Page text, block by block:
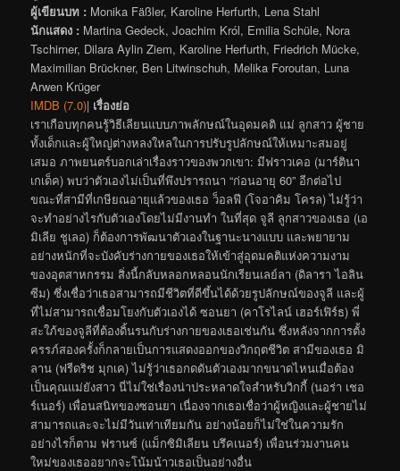
ผู้เขียนบท : Monika Fäßler, Karoline Herfurth, Lena Stahl
นักแสดง : Martina Gedeck, Joachim Król, Emilia Schüle, Nora
Tschirner, Dilara Aylin Ziem, Karoline Herfurth, Friedrich Mücke,
Maximilian Brückner, Ben Litwinschuh, Melika Foroutan, Luna
Arwen Krüger
IMDB (7.0)| เรื่องย่อ
เราเกือบทุกคนรู้วิธีเลียนแบบภาพลักษณ์ในอุดมคติ แม่ ลูกสาว ผู้ชาย
ทั้งเด็กและผู้ใหญ่ต่างหลงใหลในการปรับรูปลักษณ์ให้เหมาะสมอยู่
เสมอ ภาพยนตร์บอกเล่าเรื่องราวของพวกเขา: มีฟราวเคอ (มาร์ตินา
เกเด็ค) พบว่าตัวเองไม่เป็นที่พึงปรารถนา “ก่อนอายุ 60” อีกต่อไป
ขณะที่สามีที่เกษียณอายุแล้วของเธอ ว็อลฟี (โจอาคิม โครล) ไม่รู้ว่า
จะทำอย่างไรกับตัวเองโดยไม่มีงานทำ ในที่สุด จูลี ลูกสาวของเธอ (เอ
มิเลีย ชูเลอ) ก็ต้องการพัฒนาตัวเองในฐานะนางแบบ และพยายาม
อย่างหนักที่จะบังคับร่างกายของเธอให้เข้าสู่อุดมคติแห่งความงาม
ของอุตสาหกรรม สิ่งนี้กลับหลอกหลอนนักเรียนเลย์ลา (ดิลารา ไอลิน
ซีม) ซึ่งเชื่อว่าเธอสามารถมีชีวิตที่ดีขึ้นได้ด้วยรูปลักษณ์ของจูลี และผู้
ที่ไม่สามารถเชื่อมโยงกับตัวเองได้ ซอนยา (คาโรไลน์ เฮอร์เฟิร์ธ) พี่
สะใภ้ของจูลีที่ต้องดิ้นรนกับร่างกายของเธอเช่นกัน ซึ่งหลังจากการตั้ง
ครรภ์สองครั้งก็กลายเป็นการแสดงออกของวิกฤตชีวิต สามีของเธอ มิ
ลาน (ฟรีดริช มุกเค) ไม่รู้ว่าเธอกดดันตัวเองมากขนาดไหนเมื่อต้อง
เป็นคุณแม่ยังสาว นี่ไม่ใช่เรื่องน่าประหลาดใจสำหรับวิกกี้ (นอร่า เชอ
ร์เนอร์) เพื่อนสนิทของซอนยา เนื่องจากเธอเชื่อว่าผู้หญิงและผู้ชายไม่
สามารถและจะไม่มีวันเท่าเทียมกัน อย่างน้อยก็ไม่ใช่ในความรัก
อย่างไรก็ตาม ฟรานซ์ (แม็กซิมิเลียน บรึคเนอร์) เพื่อนร่วมงานคน
ใหม่ของเธออยากจะโน้มน้าวเธอเป็นอย่างอื่น